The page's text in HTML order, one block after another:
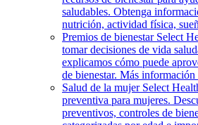
saludables. Obtenga
nutrición, actividad física,
Premios de bienestar Select
tomar decisiones de vida
explicamos cómo puede
de bienestar. Más información
Salud de la mujer Select
preventiva para mujeres.
preventivos, controles de